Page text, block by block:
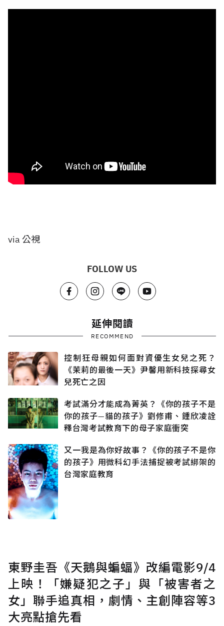
via 公視
FOLLOW US
延伸閱讀
RECOMMEND
控制狂母親如何面對資優生女兒之死？
《茉莉的最後一天》尹馨用新科技探尋女
兒死亡之因
考試滿分才能成為菁英？《你的孩子不是
你的孩子—貓的孩子》劉修甫、鍾欣凌詮
釋台灣考試教育下的母子家庭衝突
又一我是為你好故事？《你的孩子不是你
的孩子》用微科幻手法捕捉被考試綁架的
台灣家庭教育
東野圭吾《天鵝與蝙蝠》改編電影9/4
上映！「嫌疑犯之子」與「被害者之
女」聯手追真相，劇情、主創陣容等3
大亮點搶先看